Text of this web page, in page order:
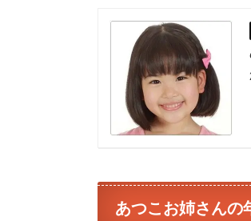
あつこお姉さんの